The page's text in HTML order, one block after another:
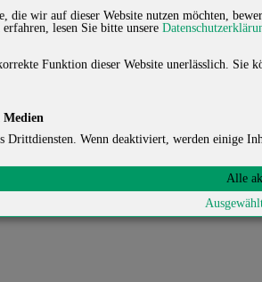
- Alle Rechte vorbehalten.
die wir auf dieser Website nutzen möchten,
lesen Sie bitte unsere
Funktion dieser Website unerlässlich.
Medien
Drittdiensten. Wenn deaktiviert, werden einige
Alle